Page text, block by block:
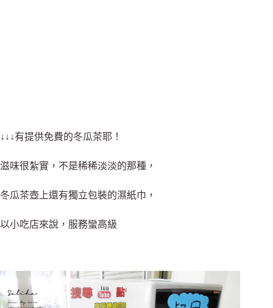
↓↓↓有提供免費的冬瓜茶耶！
滋味很紮實，不是稀稀淡淡的那種，
冬瓜茶壺上還有獨立包裝的濕紙巾，
以小吃店來說，服務蠻高級